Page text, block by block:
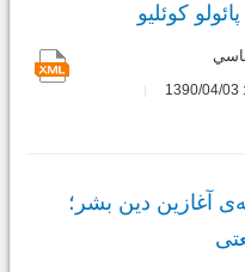
کوئلیو
آغازین دین بشر؛